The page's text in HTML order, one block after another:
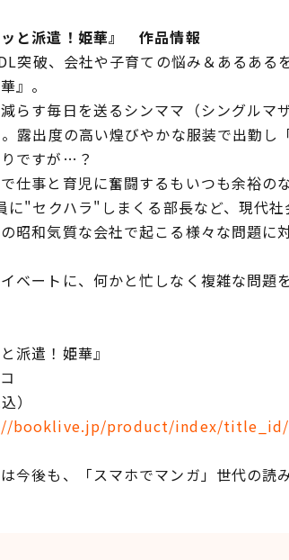
と派遣！姫華』 作品情報
突破、会社や子育ての悩み＆あるある
』。
らす毎日を送るシンママ（シングルマ
。露出度の高い煌びやかな服装で出勤
ですが…？
仕事と育児に奮闘するもいつも余裕の
に"セクハラ"しまくる部長など、現代
昭和気質な会社で起こる様々な問題
ベートに、何かと忙しなく複雑な問題
派遣！姫華』
）
booklive.jp/product/index/title_id/
今後も、「スマホでマンガ」世代の読